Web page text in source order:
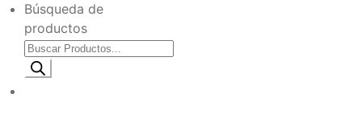
Búsqueda de
productos